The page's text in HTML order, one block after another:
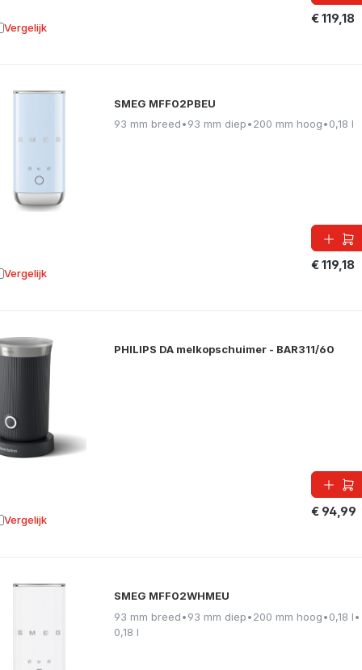
€ 119,18
Vergelijk aan vergelijking
SMEG MFF02PBEU
93 mm breed•93 mm diep•200 mm hoog•0,18 l
€ 119,18
Vergelijk aan vergelijking
PHILIPS DA melkopschuimer - BAR311/60
€ 94,99
Vergelijk aan vergelijking
SMEG MFF02WHMEU
93 mm breed•93 mm diep•200 mm hoog•0,18 l•
0,18 l